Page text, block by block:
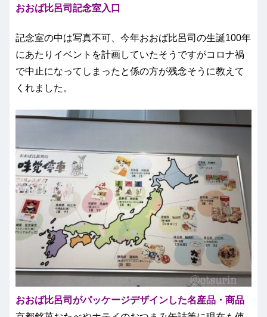
おおば比呂司記念室入口
記念室の中は写真不可、今年おおば比呂司の生誕100年
にあたりイベントを計画していたそうですがコロナ禍
で中止になってしまったと係の方が残念そうに教えて
くれました。
おおば比呂司がパッケージデザインした名産品・商品